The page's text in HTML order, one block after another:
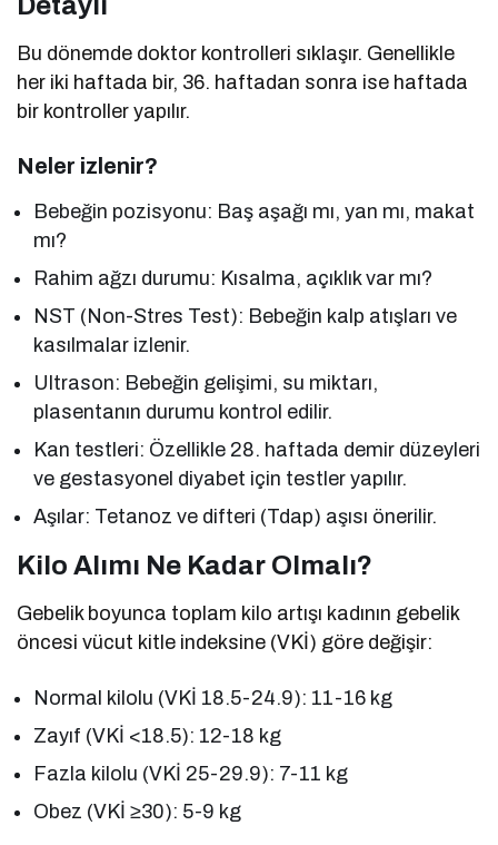
Bu dönemde doktor kontrolleri sıklaşır. Genellikle
her iki haftada bir, 36. haftadan sonra ise haftada
bir kontroller yapılır.
Neler izlenir?
Bebeğin pozisyonu: Baş aşağı mı, yan mı, makat
mı?
Rahim ağzı durumu: Kısalma, açıklık var mı?
NST (Non-Stres Test): Bebeğin kalp atışları ve
kasılmalar izlenir.
Ultrason: Bebeğin gelişimi, su miktarı,
plasentanın durumu kontrol edilir.
Kan testleri: Özellikle 28. haftada demir düzeyleri
ve gestasyonel diyabet için testler yapılır.
Aşılar: Tetanoz ve difteri (Tdap) aşısı önerilir.
Kilo Alımı Ne Kadar Olmalı?
Gebelik boyunca toplam kilo artışı kadının gebelik
öncesi vücut kitle indeksine (VKİ) göre değişir:
Normal kilolu (VKİ 18.5-24.9): 11-16 kg
Zayıf (VKİ <18.5): 12-18 kg
Fazla kilolu (VKİ 25-29.9): 7-11 kg
Obez (VKİ ≥30): 5-9 kg